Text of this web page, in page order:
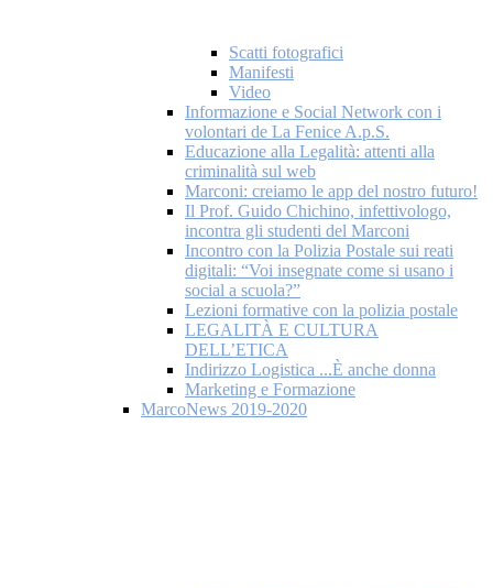
Scatti fotografici
Manifesti
Video
Informazione e Social Network con i
volontari de La Fenice A.p.S.
Educazione alla Legalità: attenti alla
criminalità sul web
Marconi: creiamo le app del nostro futuro!
Il Prof. Guido Chichino, infettivologo,
incontra gli studenti del Marconi
Incontro con la Polizia Postale sui reati
digitali: “Voi insegnate come si usano i
social a scuola?”
Lezioni formative con la polizia postale
LEGALITÀ E CULTURA
DELL’ETICA
Indirizzo Logistica ...È anche donna
Marketing e Formazione
MarcoNews 2019-2020